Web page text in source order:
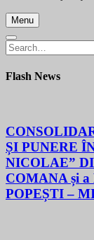
Menu
Search
for:
Search
Flash News
ȘI PUNERE
NICOLAE”
COMANA și
POPEȘTI –